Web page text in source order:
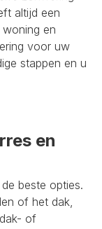
altijd een
en
voor uw
stappen en u
en
beste opties.
of het dak,
of